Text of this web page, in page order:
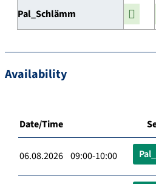
Pal_Schlämm
Availability
Date/Time
06.08.2026 09:00-10:00